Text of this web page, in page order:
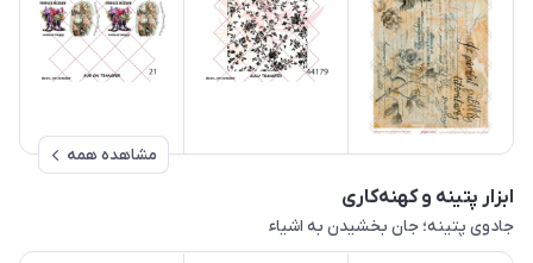
مشاهده همه
ابزار پتینه و کهنه‌کاری
جادوی پتینه؛ جان بخشیدن به اشیاء